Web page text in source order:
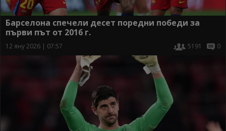
Барселона спечели десет поредни победи за
първи път от 2016 г.
12 яну 2026 | 07:57 5191 0